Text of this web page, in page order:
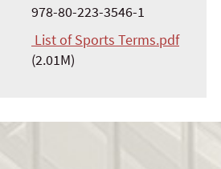
978-80-223-3546-1
List of Sports Terms.pdf
(2.01M)